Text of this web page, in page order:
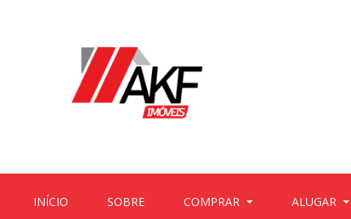
INÍCIO (CURRENT)SOBRE(CURRENT)COMPRAR ALUGAR